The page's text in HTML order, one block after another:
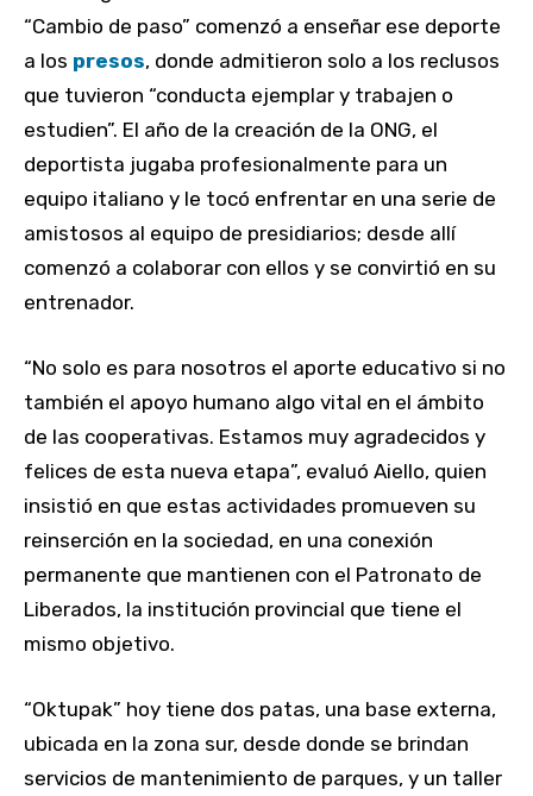
“Cambio de paso” comenzó a enseñar ese deporte
a los presos, donde admitieron solo a los reclusos
que tuvieron “conducta ejemplar y trabajen o
estudien”. El año de la creación de la ONG, el
deportista jugaba profesionalmente para un
equipo italiano y le tocó enfrentar en una serie de
amistosos al equipo de presidiarios; desde allí
comenzó a colaborar con ellos y se convirtió en su
entrenador.
“No solo es para nosotros el aporte educativo si no
también el apoyo humano algo vital en el ámbito
de las cooperativas. Estamos muy agradecidos y
felices de esta nueva etapa”, evaluó Aiello, quien
insistió en que estas actividades promueven su
reinserción en la sociedad, en una conexión
permanente que mantienen con el Patronato de
Liberados, la institución provincial que tiene el
mismo objetivo.
“Oktupak” hoy tiene dos patas, una base externa,
ubicada en la zona sur, desde donde se brindan
servicios de mantenimiento de parques, y un taller